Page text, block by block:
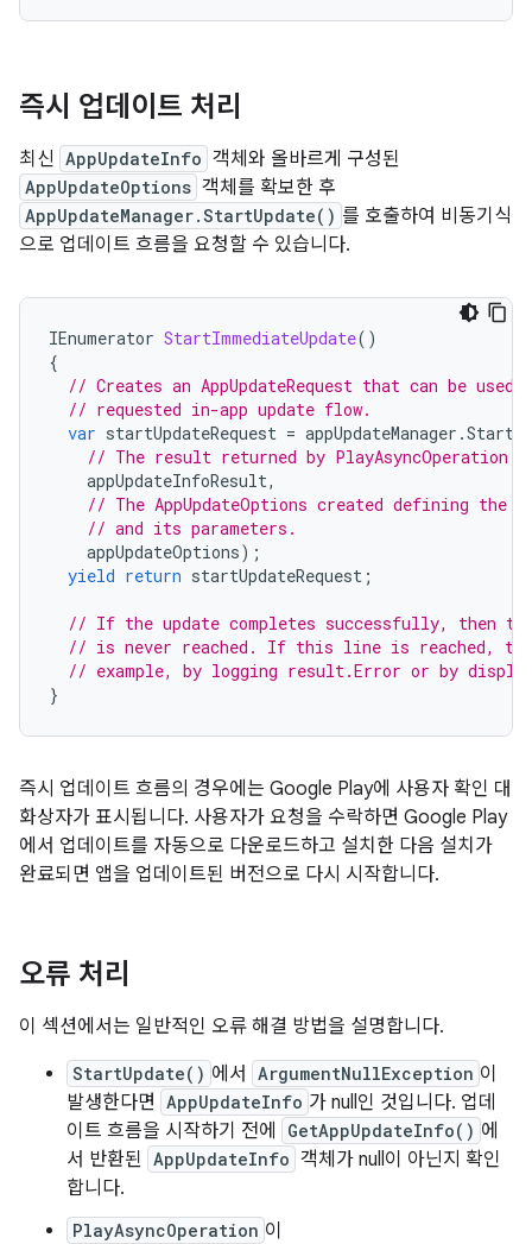
즉시 업데이트 처리
최신 AppUpdateInfo 객체와 올바르게 구성된
AppUpdateOptions 객체를 확보한 후
AppUpdateManager.StartUpdate() 를 호출하여 비동기식
으로 업데이트 흐름을 요청할 수 있습니다.
IEnumerator StartImmediateUpdate()
{
// Creates an AppUpdateRequest that can be
// requested in-app update flow.
var startUpdateRequest = appUpdateManager .
// The result returned by
appUpdateInfoResult,
// The AppUpdateOptions created defining the
// and its parameters.
appUpdateOptions);
yield return startUpdateRequest ;
// If the update completes successfully, then
// is never reached. If this line is reached,
// example, by logging result.Error or by
}
즉시 업데이트 흐름의 경우에는 Google Play에 사용자 확인 대
화상자가 표시됩니다. 사용자가 요청을 수락하면 Google Play
에서 업데이트를 자동으로 다운로드하고 설치한 다음 설치가
완료되면 앱을 업데이트된 버전으로 다시 시작합니다.
오류 처리
이 섹션에서는 일반적인 오류 해결 방법을 설명합니다.
StartUpdate() 에서 ArgumentNullException 이
발생한다면 AppUpdateInfo 가 null인 것입니다. 업데
이트 흐름을 시작하기 전에
GetAppUpdateInfo() 에
서 반환된 AppUpdateInfo 객체가 null이 아닌지 확인
합니다.
PlayAsyncOperation 이